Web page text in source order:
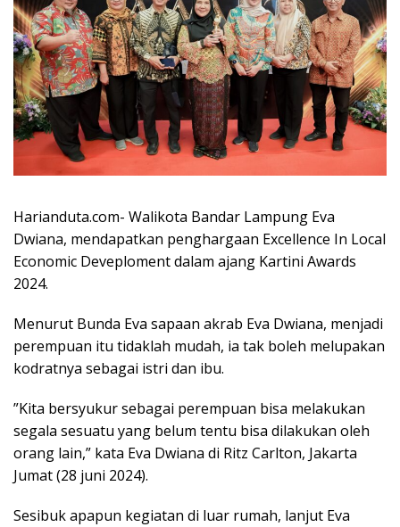
Harianduta.com- Walikota Bandar Lampung Eva
Dwiana, mendapatkan penghargaan Excellence In Local
Economic Deveploment dalam ajang Kartini Awards
2024.
Menurut Bunda Eva sapaan akrab Eva Dwiana, menjadi
perempuan itu tidaklah mudah, ia tak boleh melupakan
kodratnya sebagai istri dan ibu.
”Kita bersyukur sebagai perempuan bisa melakukan
segala sesuatu yang belum tentu bisa dilakukan oleh
orang lain,” kata Eva Dwiana di Ritz Carlton, Jakarta
Jumat (28 juni 2024).
Sesibuk apapun kegiatan di luar rumah, lanjut Eva